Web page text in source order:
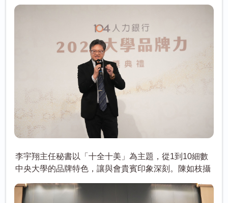
李宇翔主任秘書以「十全十美」為主題，從1到10細數
中央大學的品牌特色，讓與會貴賓印象深刻。陳如枝攝